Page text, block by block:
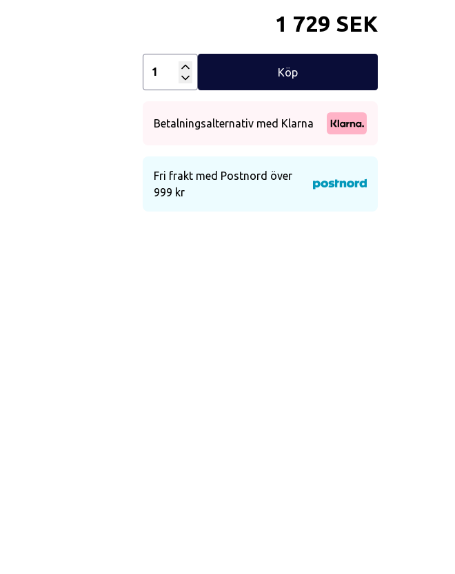
1 729 SEK
Antal
Köp
Betalningsalternativ med Klarna
Fri frakt med Postnord över
999 kr